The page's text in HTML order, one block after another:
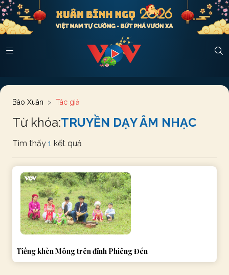
Báo Xuân Tác giả
Từ khóa:TRUYỀN DẠY ÂM NHẠC
Tìm thấy 1 kết quả
Tiếng khèn Mông trên đỉnh Phiêng Đén